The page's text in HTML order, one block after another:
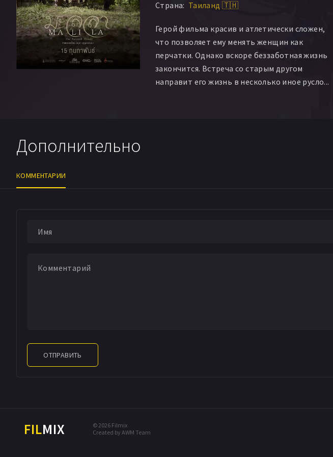
Страна: Таиланд 🇹🇭
Герой фильма красив и атлетически сложен,
что позволяет ему менять женщин как
перчатки. Однако вскоре беззаботная жизнь
закончится. Встреча со старым другом
направит его жизнь в несколько иное русло...
Дополнительно
КОММЕНТАРИИ
ОТПРАВИТЬ
FILMIX
© 2026 Filmix
Created by AWM Team